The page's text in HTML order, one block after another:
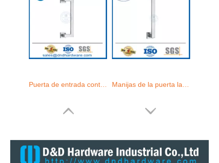
Manijas de puertas de vidrio comerciales de un solo lado de acero inoxidable satinado-DDDPH034 Manijas de extracción de puertas exteriores de latón antiguo de acero inoxidable-dddph034